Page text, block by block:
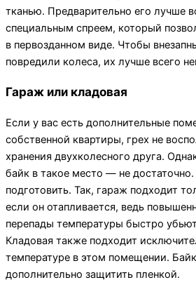
тканью. Предварительно его лучше
специальным спреем, который
в первозданном виде. Чтобы
повредили колеса, их лучше всего
Гараж или кладовая
Если у вас есть дополнительные
собственной квартиры, грех не
хранения двухколесного друга.
байк в такое место — не
подготовить. Так, гараж подходит
если он отапливается, ведь
перепады температуры быстро
Кладовая также подходит
температуре в этом помещении.
дополнительно защитить пленкой.